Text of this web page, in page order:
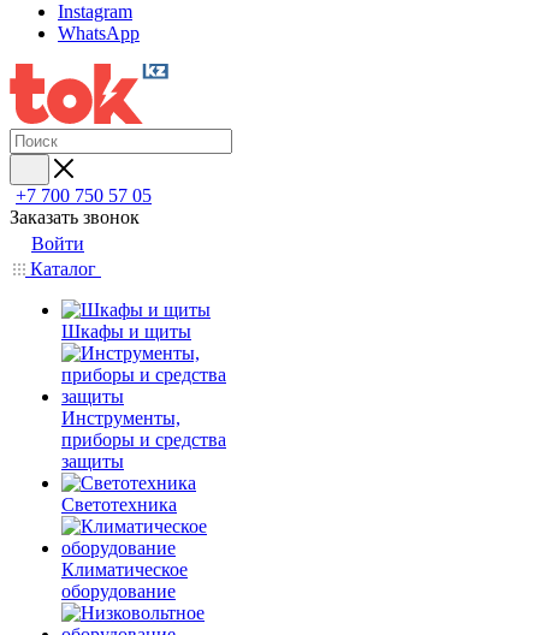
Instagram
WhatsApp
+7 700 750 57 05
Заказать звонок
Войти
Каталог
Шкафы и щиты
Инструменты,
приборы и средства
защиты
Светотехника
Климатическое
оборудование